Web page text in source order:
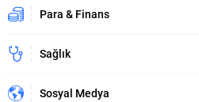
Para & Finans
Sağlık
Sosyal Medya